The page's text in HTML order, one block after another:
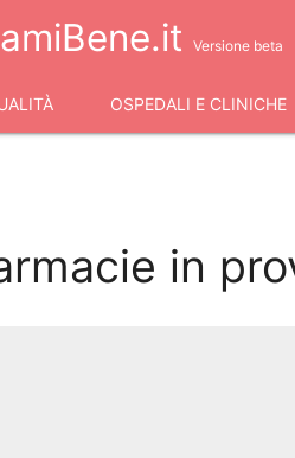
Versione beta
OSPEDALI E CLINICHE
in